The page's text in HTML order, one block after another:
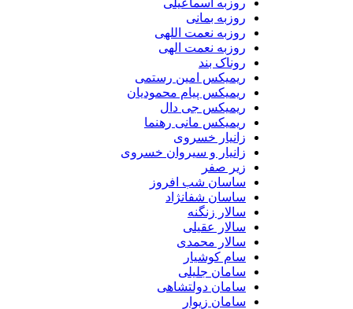
روزبه بمانی
روزبه نعمت اللهی
روزبه نعمت الهی
روناک بند
ریمیکس امین رستمی
ریمیکس پیام محمودیان
ریمیکس جی دال
ریمیکس مانی رهنما
زانیار خسروی
زانیار و سیروان خسروی
زیر صفر
ساسان شب افروز
ساسان شفانژاد
سالار زنگنه
سالار عقیلی
سالار محمدی
سام کوشیار
سامان جلیلی
سامان دولتشاهی
سامان زیوار